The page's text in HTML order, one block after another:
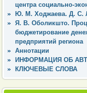
центра социально-
Ю. М. Ходжаева. Д. С.
Я. В. Оболикшто.
бюджетирование
предприятий региона
Аннотации
ИНФОРМАЦИЯ ОБ
КЛЮЧЕВЫЕ СЛОВА